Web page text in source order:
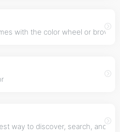
with the color wheel or
way to discover, search, and